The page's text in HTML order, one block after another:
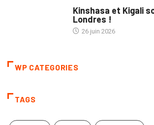
Kinshasa et Kigali
Londres !
26 juin 2026
WP CATEGORIES
TAGS